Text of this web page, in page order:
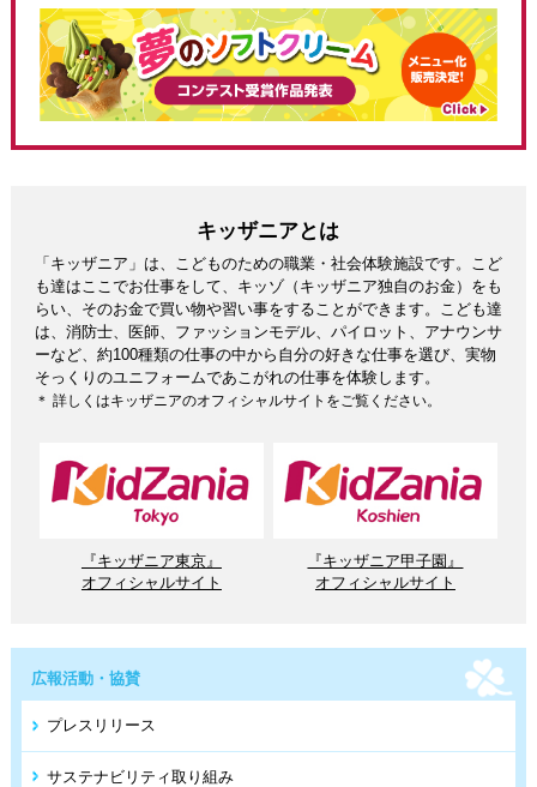
キッザニアとは
「キッザニア」は、こどものための職業・社会体験施設です。こど
も達はここでお仕事をして、キッゾ（キッザニア独自のお金）をも
らい、そのお金で買い物や習い事をすることができます。こども達
は、消防士、医師、ファッションモデル、パイロット、アナウンサ
ーなど、約100種類の仕事の中から自分の好きな仕事を選び、実物
そっくりのユニフォームであこがれの仕事を体験します。
＊ 詳しくはキッザニアのオフィシャルサイトをご覧ください。
『キッザニア東京』
オフィシャルサイト
『キッザニア甲子園』
オフィシャルサイト
広報活動・協賛
プレスリリース
サステナビリティ取り組み